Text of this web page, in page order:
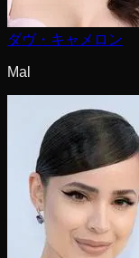
ダヴ・キャメロン
Mal